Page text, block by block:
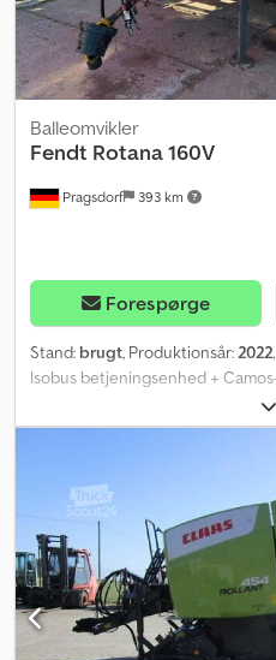
Pragsdorf 393 km
Balleomvikler
Fendt Rotana 160V
Forespørge
Stand: brugt, Produktionsår:2022
Isobus betjeningsenhed +
valseruller, PU-fødehjul, 25 knive,
balleophobningssystem, ekstra
balleudlægningsmåtte,